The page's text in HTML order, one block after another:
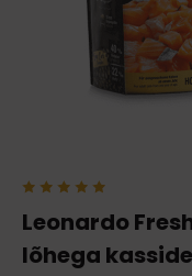
Leonardo
lõhega